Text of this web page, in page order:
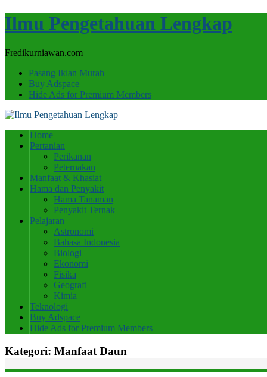
Ilmu Pengetahuan Lengkap
Fredikurniawan.com
Pasang Iklan Murah
Buy Adspace
Hide Ads for Premium Members
Home
Pertanian
Perikanan
Peternakan
Manfaat & Khasiat
Hama dan Penyakit
Hama Tanaman
Penyakit Ternak
Pelajaran
Astronomi
Bahasa Indonesia
Biologi
Ekonomi
Fisika
Geografi
Kimia
Teknologi
Buy Adspace
Hide Ads for Premium Members
Kategori: Manfaat Daun